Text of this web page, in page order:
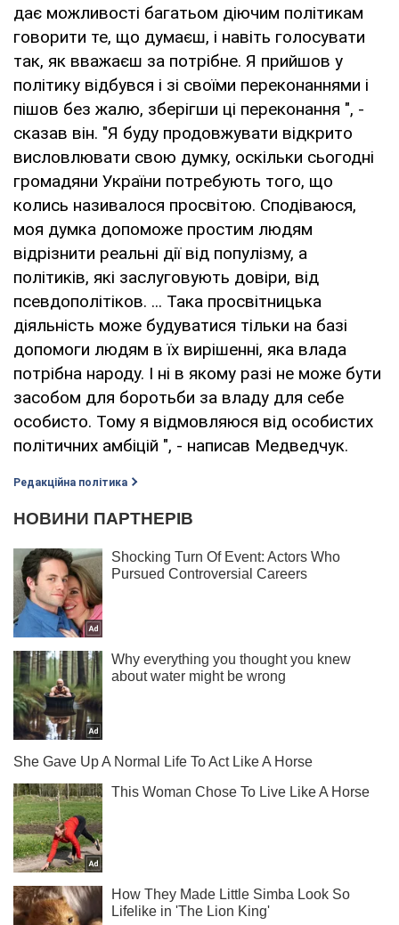
дає можливості багатьом діючим політикам
говорити те, що думаєш, і навіть голосувати
так, як вважаєш за потрібне. Я прийшов у
політику відбувся і зі своїми переконаннями і
пішов без жалю, зберігши ці переконання ", -
сказав він. "Я буду продовжувати відкрито
висловлювати свою думку, оскільки сьогодні
громадяни України потребують того, що
колись називалося просвітою. Сподіваюся,
моя думка допоможе простим людям
відрізнити реальні дії від популізму, а
політиків, які заслуговують довіри, від
псевдополітіков. ... Така просвітницька
діяльність може будуватися тільки на базі
допомоги людям в їх вирішенні, яка влада
потрібна народу. І ні в якому разі не може бути
засобом для боротьби за владу для себе
особисто. Тому я відмовляюся від особистих
політичних амбіцій ", - написав Медведчук.
Редакційна політика